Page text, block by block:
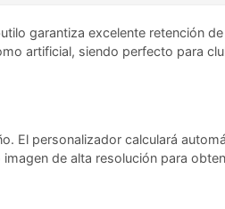
garantiza excelente retención
artificial, siendo perfecto para
El personalizador calculará
de alta resolución para